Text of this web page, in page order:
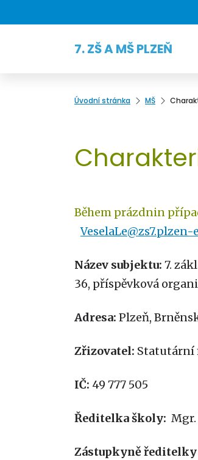
7. ZŠ A MŠ PLZEŇ
Úvodní stránka MŠ
Během prázdnin
VeselaLe@zs7.plzen-
Název subjektu: 7.
36, příspěvková
Adresa: Plzeň,
Zřizovatel: Statutární
IČ: 49 777 505
Ředitelka školy: Mgr.
Zástupkyně